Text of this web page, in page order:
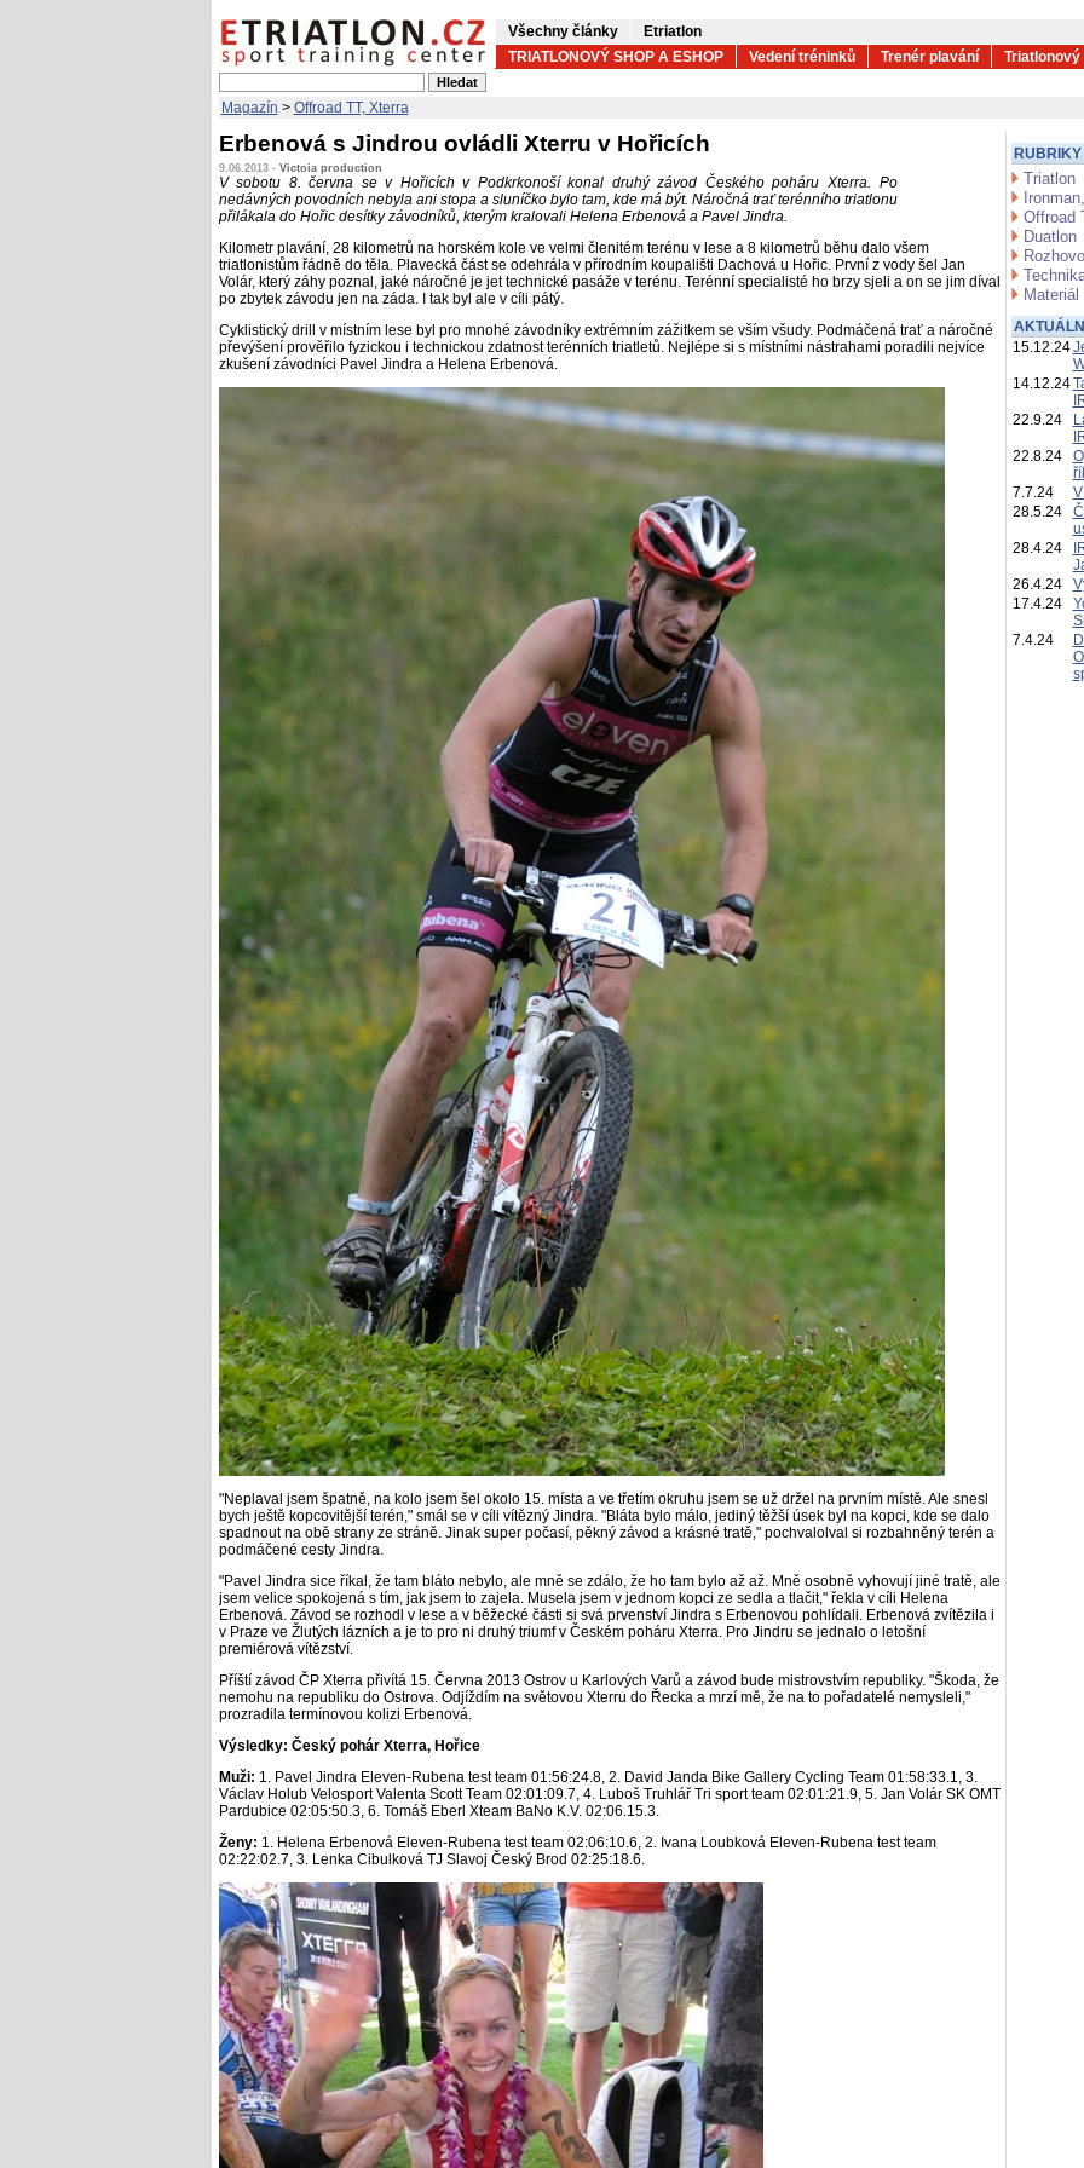
Všechny články
Etriatlon
TRIATLONOVÝ SHOP A ESHOP
Vedení tréninků Trenér plavání
Magazín > Offroad TT, Xterra
Erbenová s Jindrou ovládli Xterru v Hořicích
9.06.2013 - Victoia production
V sobotu 8. června se v Hořicích v Podkrkonoší konal druhý závod Českého poháru Xterra. Po
nedávných povodních nebyla ani stopa a sluníčko bylo tam, kde má být. Náročná trať terénního triatlonu
přilákala do Hořic desítky závodníků, kterým kralovali Helena Erbenová a Pavel Jindra.
Kilometr plavání, 28 kilometrů na horském kole ve velmi členitém terénu v lese a 8 kilometrů běhu dalo všem
triatlonistům řádně do těla. Plavecká část se odehrála v přírodním koupališti Dachová u Hořic. První z vody šel Jan
Volár, který záhy poznal, jaké náročné je jet technické pasáže v terénu. Terénní specialisté ho brzy sjeli a on se jim díval
po zbytek závodu jen na záda. I tak byl ale v cíli pátý.
Cyklistický drill v místním lese byl pro mnohé závodníky extrémním zážitkem se vším všudy. Podmáčená trať a náročné
převýšení prověřilo fyzickou i technickou zdatnost terénních triatletů. Nejlépe si s místními nástrahami poradili nejvíce
zkušení závodníci Pavel Jindra a Helena Erbenová.
"Neplaval jsem špatně, na kolo jsem šel okolo 15. místa a ve třetím okruhu jsem se už držel na prvním místě. Ale snesl
bych ještě kopcovitější terén," smál se v cíli vítězný Jindra. "Bláta bylo málo, jediný těžší úsek byl na kopci, kde se dalo
spadnout na obě strany ze stráně. Jinak super počasí, pěkný závod a krásné tratě," pochvalolval si rozbahněný terén a
podmáčené cesty Jindra.
"Pavel Jindra sice říkal, že tam bláto nebylo, ale mně se zdálo, že ho tam bylo až až. Mně osobně vyhovují jiné tratě, ale
jsem velice spokojená s tím, jak jsem to zajela. Musela jsem v jednom kopci ze sedla a tlačit," řekla v cíli Helena
Erbenová. Závod se rozhodl v lese a v běžecké části si svá prvenství Jindra s Erbenovou pohlídali. Erbenová zvítězila i
v Praze ve Žlutých lázních a je to pro ni druhý triumf v Českém poháru Xterra. Pro Jindru se jednalo o letošní
premiérová vítězství.
Příští závod ČP Xterra přivítá 15. Června 2013 Ostrov u Karlových Varů a závod bude mistrovstvím republiky. "Škoda, že
nemohu na republiku do Ostrova. Odjíždím na světovou Xterru do Řecka a mrzí mě, že na to pořadatelé nemysleli,"
prozradila termínovou kolizi Erbenová.
Výsledky: Český pohár Xterra, Hořice
Muži: 1. Pavel Jindra Eleven-Rubena test team 01:56:24.8, 2. David Janda Bike Gallery Cycling Team 01:58:33.1, 3.
Václav Holub Velosport Valenta Scott Team 02:01:09.7, 4. Luboš Truhlář Tri sport team 02:01:21.9, 5. Jan Volár SK OMT
Pardubice 02:05:50.3, 6. Tomáš Eberl Xteam BaNo K.V. 02:06.15.3.
Ženy: 1. Helena Erbenová Eleven-Rubena test team 02:06:10.6, 2. Ivana Loubková Eleven-Rubena test team
02:22:02.7, 3. Lenka Cibulková TJ Slavoj Český Brod 02:25:18.6.
Triatlon
Offroad
Duatlon
Materiál
15.12.24
14.12.24
22.9.24
22.8.24
7.7.24
28.5.24
28.4.24
26.4.24
17.4.24
7.4.24